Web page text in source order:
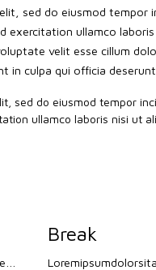
sed do eiusmod tempor
exercitation ullamco
velit esse cillum
culpa qui officia
sed do eiusmod tempor
ullamco laboris nisi ut
Break